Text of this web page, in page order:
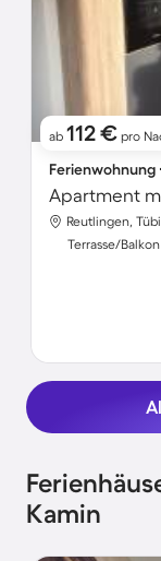
ab 112 € pro
Ferienwohnung
Reutlingen,
Terrasse/Balkon
Kamin